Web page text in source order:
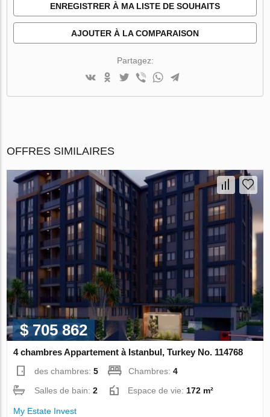
ENREGISTRER À MA LISTE DE SOUHAITS
AJOUTER À LA COMPARAISON
Partagez:
OFFRES SIMILAIRES
$ 705 862
4 chambres Appartement à Istanbul, Turkey No. 114768
des chambres:5 Chambres:4
Salles de bain:2 Espace de vie:172 m²
My Estate Invest